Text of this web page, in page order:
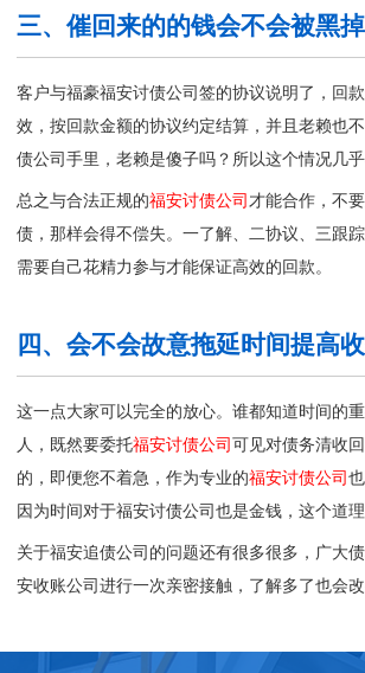
三、催回来的的钱会不会被黑
客户与福豪福安讨债公司签的协议说明了，回
效，按回款金额的协议约定结算，并且老赖也
债公司手里，老赖是傻子吗？所以这个情况几乎
总之与合法正规的福安讨债公司 才能合作，不
债，那样会得不偿失。一了解、二协议、三跟
需要自己花精力参与才能保证高效的回款。
四、会不会故意拖延时间提高
这一点大家可以完全的放心。谁都知道时间的
人，既然要委托福安讨债公司可见对债务清收
的，即便您不着急，作为专业的福安讨债公司
因为时间对于福安讨债公司也是金钱，这个道理
关于福安追债公司的问题还有很多很多，广大
安收账公司进行一次亲密接触，了解多了也会